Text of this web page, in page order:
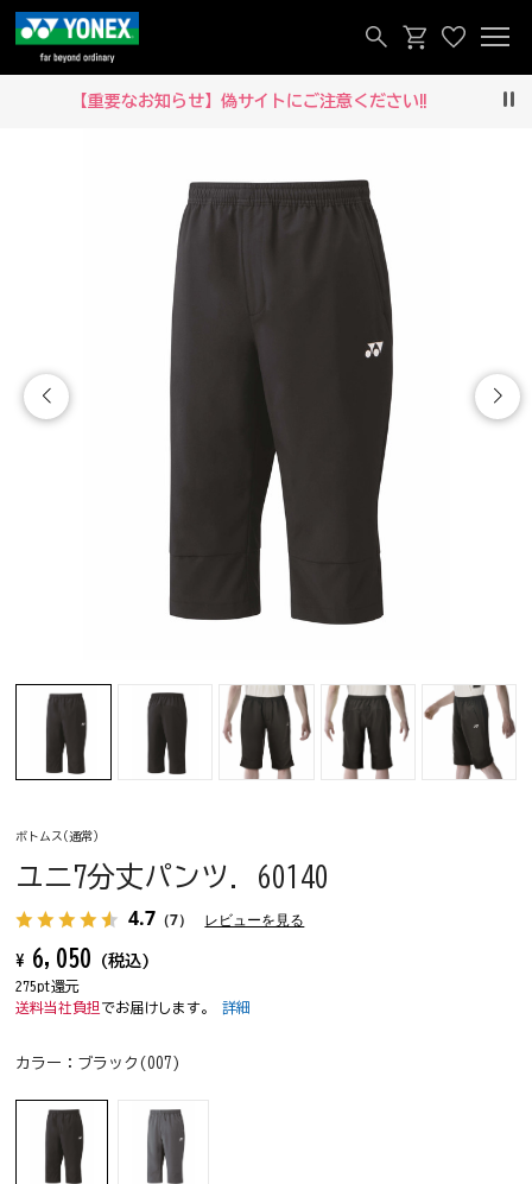
【重要なお知らせ】偽サイトにご注意ください‼
ボトムス(通常)
ユニ7分丈パンツ. 60140
4.7 （7） レビューを見る
¥ 6,050 (税込)
275pt還元
送料当社負担 でお届けします。詳細
カラー： ブラック(007)